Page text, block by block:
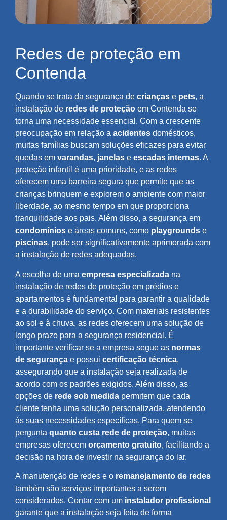
Redes de proteção em
Contenda
Quando se trata da segurança de crianças e pets, a
instalação de redes de proteção em Contenda se
torna uma necessidade essencial. Com a crescente
preocupação em relação a acidentes domésticos,
muitas famílias buscam soluções eficazes para evitar
quedas em varandas, janelas e escadas internas. A
proteção infantil é uma prioridade, e as redes
oferecem uma barreira segura que permite que as
crianças brinquem e explorem o ambiente com maior
liberdade, ao mesmo tempo em que proporciona
tranquilidade aos pais. Além disso, a segurança em
condomínios e áreas comuns, como playgrounds e
piscinas, pode ser significativamente aprimorada com
a instalação de redes adequadas.
A escolha de uma empresa especializada na
instalação de redes de proteção em prédios e
apartamentos é fundamental para garantir a qualidade
e a durabilidade do serviço. Com materiais resistentes
ao sol e à chuva, as redes oferecem uma solução de
longo prazo para a segurança residencial. É
importante verificar se a empresa segue as normas
de segurança e possui certificação técnica,
assegurando que a instalação seja realizada de
acordo com os padrões exigidos. Além disso, as
opções de rede sob medida permitem que cada
cliente tenha uma solução personalizada, atendendo
às suas necessidades específicas. Para quem se
pergunta quanto custa rede de proteção, muitas
empresas oferecem orçamento gratuito, facilitando a
decisão na hora de investir na segurança do lar.
A manutenção de redes e o remanejamento de redes
também são serviços importantes a serem
considerados. Contar com um instalador profissional
garante que a instalação seja feita de forma